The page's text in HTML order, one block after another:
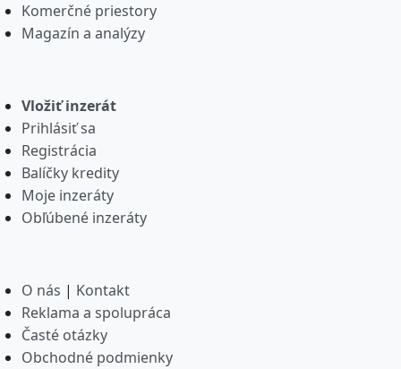
Komerčné priestory
Magazín a analýzy
Vložiť inzerát
Prihlásiť sa
Registrácia
Balíčky kredity
Moje inzeráty
Obľúbené inzeráty
O nás | Kontakt
Reklama a spolupráca
Časté otázky
Obchodné podmienky